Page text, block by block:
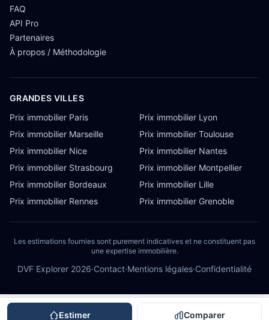
Estimer Comparer
FAQ
API Pro
Partenaires
À propos / Méthodologie
GRANDES VILLES
Prix immobilier Paris
Prix immobilier Lyon
Prix immobilier Marseille
Prix immobilier Toulouse
Prix immobilier Nice
Prix immobilier Nantes
Prix immobilier Strasbourg
Prix immobilier Montpellier
Prix immobilier Bordeaux
Prix immobilier Lille
Prix immobilier Rennes
Prix immobilier Grenoble
Les estimations fournies sont purement indicatives et ne constituent pas
une expertise immobilière.
DVF Explorer 2026·Contact·Mentions légales·Confidentialité